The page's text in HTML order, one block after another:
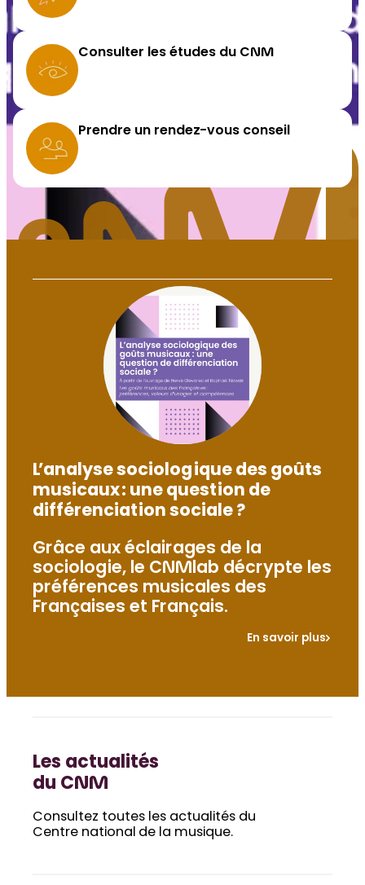
i
o
n
a
d
e
m
s
Consulter les études du CNM
Prendre un rendez-vous conseil
L’analyse sociologique des goûts
musicaux : une question de
différenciation sociale ?
Grâce aux éclairages de la
sociologie, le CNMlab décrypte les
préférences musicales des
Françaises et Français.
En savoir plus
Les actualités
du CNM
Consultez toutes les actualités du
Centre national de la musique.